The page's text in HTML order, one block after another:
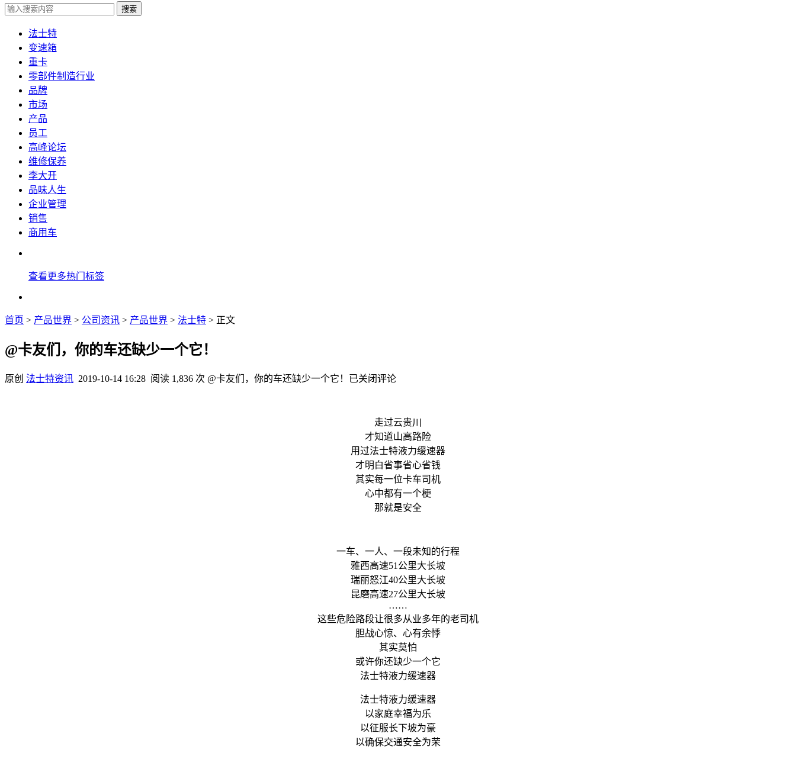
搜索
法士特
变速箱
重卡
零部件制造行业
品牌
市场
产品
员工
高峰论坛
维修保养
李大开
品味人生
企业管理
销售
商用车
查看更多热门标签
首页 > 产品世界 > 公司资讯 > 产品世界 > 法士特 > 正文
@卡友们，你的车还缺少一个它！
原创 法士特资讯 2019-10-14 16:28 阅读 1,836 次 @卡友们，你的车还缺少一个它！ 已关闭评论
走过云贵川
才知道山高路险
用过法士特液力缓速器
才明白省事省心省钱
其实每一位卡车司机
心中都有一个梗
那就是安全
一车、一人、一段未知的行程
雅西高速51公里大长坡
瑞丽怒江40公里大长坡
昆磨高速27公里大长坡
……
这些危险路段让很多从业多年的老司机
胆战心惊、心有余悸
其实莫怕
或许你还缺少一个它
法士特液力缓速器
法士特液力缓速器
以家庭幸福为乐
以征服长下坡为豪
以确保交通安全为荣